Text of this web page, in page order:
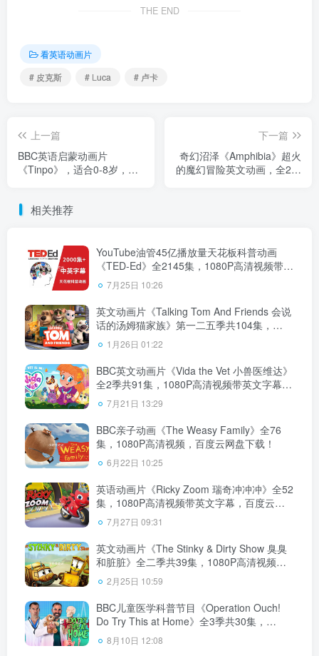
THE END
看英语动画片
# 皮克斯
# Luca # 卢卡
上一篇
BBC英语启蒙动画片
《Tinpo》，适合0-8岁，全
下一篇
奇幻沼泽《Amphibia》超火
的魔幻冒险英文动画，全2季
相关推荐
YouTube油管45亿播放量天花板科普动画
《TED-Ed》全2145集，1080P高清视频带中
英文字幕，百度云网盘下载！
7月25日 10:26
英文动画片《Talking Tom And Friends 会说
话的汤姆猫家族》第一二五季共104集，
1080P高清视频带英文字幕，百度云网盘下
载！
1月26日 01:22
BBC英文动画片《Vida the Vet 小兽医维达》
全2季共91集，1080P高清视频带英文字幕，
百度云网盘下载！
7月21日 13:29
BBC亲子动画《The Weasy Family》全76
集，1080P高清视频，百度云网盘下载！
6月22日 10:25
英语动画片《Ricky Zoom 瑞奇冲冲冲》全52
集，1080P高清视频带英文字幕，百度云网
盘下载！
7月27日 09:31
英文动画片《The Stinky & Dirty Show 臭臭
和脏脏》全二季共39集，1080P高清视频带
英文字幕，百度云网盘下载！
2月25日 10:59
BBC儿童医学科普节目《Operation Ouch!
Do Try This at Home》全3季共30集，
1080P高清视频带英文字幕，百度云网盘下
载！
8月10日 12:08